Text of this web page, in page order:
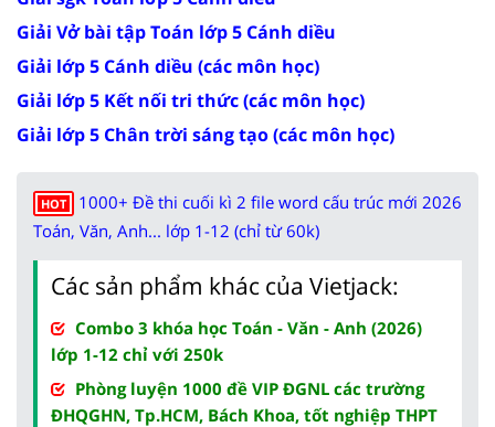
Giải Vở bài tập Toán lớp 5 Cánh diều
Giải lớp 5 Cánh diều (các môn học)
Giải lớp 5 Kết nối tri thức (các môn học)
Giải lớp 5 Chân trời sáng tạo (các môn học)
HOT
1000+ Đề thi cuối kì 2 file word cấu trúc mới 2026
Toán, Văn, Anh... lớp 1-12 (chỉ từ 60k)
Các sản phẩm khác của Vietjack:
Combo 3 khóa học Toán - Văn - Anh (2026)
lớp 1-12 chỉ với 250k
Phòng luyện 1000 đề VIP ĐGNL các trường
ĐHQGHN, Tp.HCM, Bách Khoa, tốt nghiệp THPT